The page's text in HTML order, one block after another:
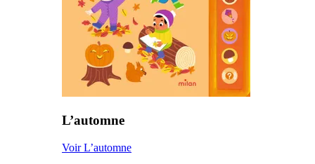
L’automne
Voir L’automne